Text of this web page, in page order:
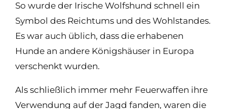
So wurde der Irische Wolfshund schnell ein
Symbol des Reichtums und des Wohlstandes.
Es war auch üblich, dass die erhabenen
Hunde an andere Königshäuser in Europa
verschenkt wurden.
Als schließlich immer mehr Feuerwaffen ihre
Verwendung auf der Jagd fanden, waren die